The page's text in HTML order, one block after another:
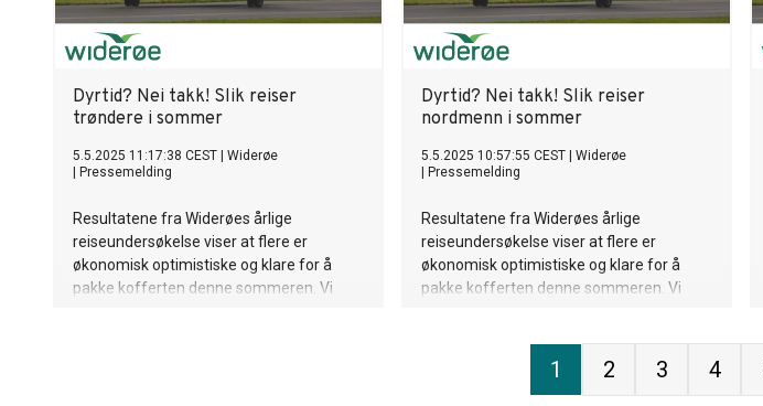
Dyrtid? Nei takk! Slik reiser
trøndere i sommer
5.5.2025 11:17:38 CEST
Widerøe
Pressemelding
Resultatene fra Widerøes årlige
reiseundersøkelse viser at flere er
økonomisk optimistiske og klare for å
pakke kofferten denne sommeren. Vi
Dyrtid? Nei takk! Slik reiser
nordmenn i sommer
5.5.2025 10:57:55 CEST
Widerøe
Pressemelding
Resultatene fra Widerøes årlige
reiseundersøkelse viser at flere er
økonomisk optimistiske og klare for å
pakke kofferten denne sommeren. Vi
for ferieplaner har tre av fire nordmenn
ennå ikke bestilt årets sommerferie. Den
1 2 3 4